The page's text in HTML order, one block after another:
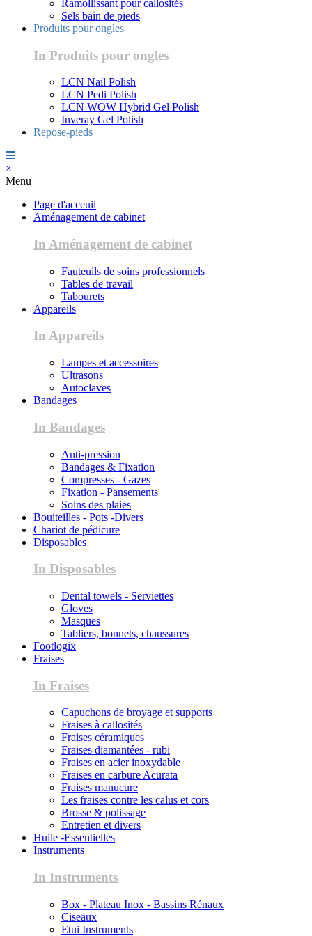
Ramollissant pour callosités
Sels bain de pieds
Produits pour ongles
In Produits pour ongles
LCN Nail Polish
LCN Pedi Polish
LCN WOW Hybrid Gel Polish
Inveray Gel Polish
Repose-pieds
×
Menu
Page d'acceuil
Aménagement de cabinet
In Aménagement de cabinet
Fauteuils de soins professionnels
Tables de travail
Tabourets
Appareils
In Appareils
Lampes et accessoires
Ultrasons
Autoclaves
Bandages
In Bandages
Anti-pression
Bandages & Fixation
Compresses - Gazes
Fixation - Pansements
Soins des plaies
Bouiteilles - Pots -Divers
Chariot de pédicure
Disposables
In Disposables
Dental towels - Serviettes
Gloves
Masques
Tabliers, bonnets, chaussures
Footlogix
Fraises
In Fraises
Capuchons de broyage et supports
Fraises à callosités
Fraises céramiques
Fraises diamantées - rubi
Fraises en acier inoxydable
Fraises en carbure Acurata
Fraises manucure
Les fraises contre les calus et cors
Brosse & polissage
Entretien et divers
Huile -Essentielles
Instruments
In Instruments
Box - Plateau Inox - Bassins Rénaux
Ciseaux
Etui Instruments